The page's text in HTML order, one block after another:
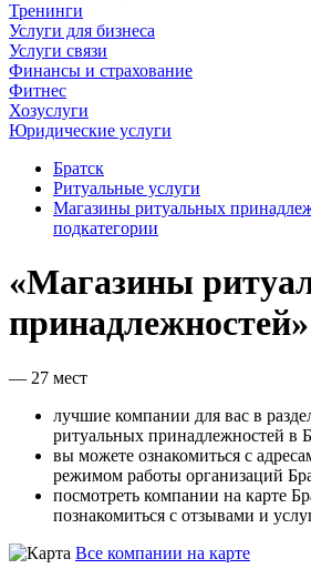
Тренинги
Услуги для бизнеса
Услуги связи
Финансы и страхование
Фитнес
Хозуслуги
Юридические услуги
Братск
Ритуальные услуги
Магазины ритуальных
подкатегории
«Магазины
— 27 мест
лучшие компании для вас в
ритуальных принадлежностей в
вы можете ознакомиться с
режимом работы организаций
посмотреть компании на карте
познакомиться с отзывами и
Все компании на карте